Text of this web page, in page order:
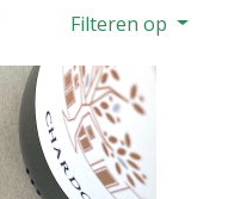
Filteren op